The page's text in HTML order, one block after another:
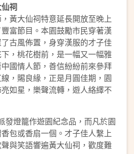
祠
黃大仙祠特意延長開放至晚上
富節目。本園鼓勵市民穿著漢
古風佈置，身穿漢服的才子佳
，桃花樹前，是一幅又一幅雅
國情人節，善信紛紛前來參拜
，賜良緣，正是月圓佳期，園
如星，樂聲流轉，遊人絡繹不
發燈籠作遊園紀念品，而凡於園
包或香扇一個。才子佳人繫上
與笑語響遍黃大仙祠，歡度難